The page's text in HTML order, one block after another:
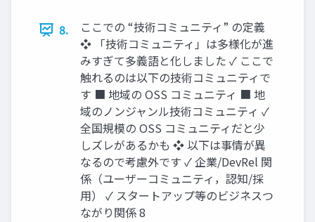
8.
ここでの “技術コミュニティ” の定義
❖ 「技術コミュニティ」は多様化が進
みすぎて多義語と化しました ✓ ここで
触れるのは以下の技術コミュニティで
す ■ 地域の OSS コミュニティ ■ 地
域のノンジャンル技術コミュニティ ✓
全国規模の OSS コミュニティだと少
しズレがあるかも ❖ 以下は事情が異
なるので考慮外です ✓ 企業/DevRel 関
係（ユーザーコミュニティ，認知/採
用） ✓ スタートアップ等のビジネスつ
ながり関係 8